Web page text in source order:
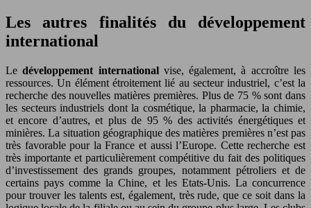
Les autres finalités du développement
international
Ledéveloppement internationalvise, également, à accroître les
ressources. Un élément étroitement lié au secteur industriel, c’est la
recherche des nouvelles matières premières. Plus de 75 % sont dans
les secteurs industriels dont la cosmétique, la pharmacie, la chimie,
et encore d’autres, et plus de 95 % des activités énergétiques et
minières. La situation géographique des matières premières n’est pas
très favorable pour la France et aussi l’Europe. Cette recherche est
très importante et particulièrement compétitive du fait des politiques
d’investissement des grands groupes, notamment pétroliers et de
certains pays comme la Chine, et les Etats-Unis. La concurrence
pour trouver les talents est, également, très rude, que ce soit dans la